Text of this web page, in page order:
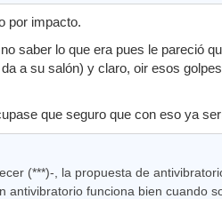
por impacto.
saber lo que era pues le pareció
a su salón) y claro, oir esos
que seguro que con eso ya
(***)-, la propuesta de
funciona bien cuando